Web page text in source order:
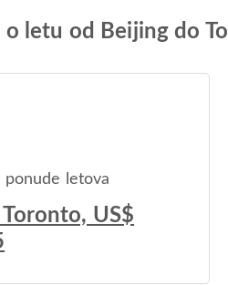
o letu od Beijing do
ponude letova
US$